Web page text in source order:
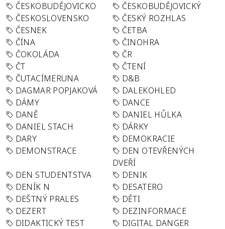
ČESKOBUDĚJOVICKO
ČESKOBUDĚJOVICKÝ
ČESKOSLOVENSKO
ČESKÝ ROZHLAS
ČESNEK
ČETBA
ČÍNA
ČINOHRA
ČOKOLÁDA
ČR
ČT
ČTENÍ
ČUTACÍMERUNA
D&B
DAGMAR POPJAKOVÁ
DALEKOHLED
DÁMY
DANCE
DANĚ
DANIEL HŮLKA
DANIEL STACH
DÁRKY
DARY
DEMOKRACIE
DEMONSTRACE
DEN OTEVŘENÝCH
DVEŘÍ
DEN STUDENTSTVA
DENIK
DENÍK N
DESATERO
DEŠTNÝ PRALES
DĚTI
DEZERT
DEZINFORMACE
DIDAKTICKÝ TEST
DIGITAL DANGER